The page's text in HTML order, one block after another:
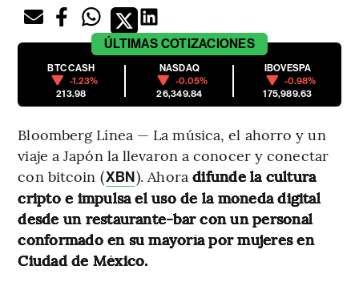
ÚLTIMAS COTIZACIONES
BTC CASH
-1.23%
213.98
NASDAQ
-0.05%
26,349.84
IBOVESPA
-0.98%
175,989.63
Bloomberg Línea — La música, el ahorro y un
viaje a Japón la llevaron a conocer y conectar
con bitcoin (XBN). Ahora difunde la cultura
cripto e impulsa el uso de la moneda digital
desde un restaurante-bar con un personal
conformado en su mayoría por mujeres en
Ciudad de México.